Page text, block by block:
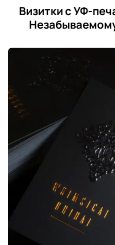
Визитки с УФ-